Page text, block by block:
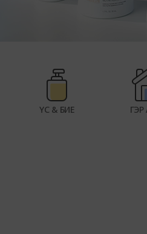
ҮС & БИЕ ГЭР